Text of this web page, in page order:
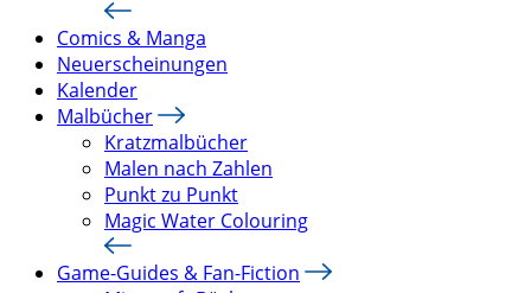
Comics & Manga
Neuerscheinungen
Kalender
Malbücher
Kratzmalbücher
Malen nach Zahlen
Punkt zu Punkt
Magic Water Colouring
Game-Guides & Fan-Fiction